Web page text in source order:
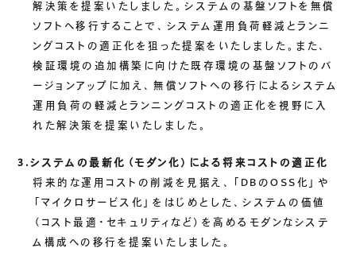
解決策を提案いたしました。システムの基盤ソフトを無償
ソフトへ移行することで、システム運用負荷軽減とランニ
ングコストの適正化を狙った提案をいたしました。また、
検証環境の追加構築に向けた既存環境の基盤ソフトのバ
ージョンアップに加え、無償ソフトへの移行によるシステム
運用負荷の軽減とランニングコストの適正化を視野に入
れた解決策を提案いたしました。
3.システムの最新化（モダン化）による将来コストの適正化
将来的な運用コストの削減を見据え、「DBのOSS化」や
「マイクロサービス化」をはじめとした、システムの価値
（コスト最適・セキュリティなど）を高めるモダンなシステ
ム構成への移行を提案いたしました。